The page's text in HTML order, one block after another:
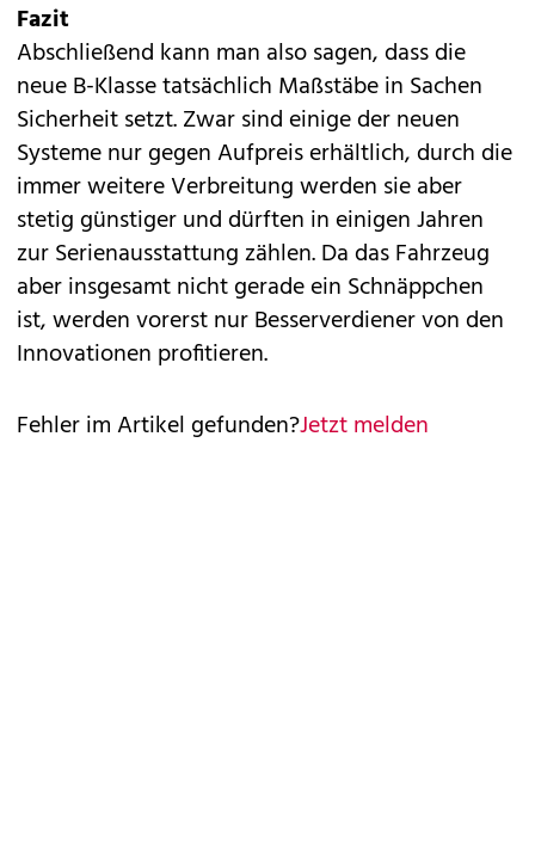
Fazit
Abschließend kann man also sagen, dass die
neue B-Klasse tatsächlich Maßstäbe in Sachen
Sicherheit setzt. Zwar sind einige der neuen
Systeme nur gegen Aufpreis erhältlich, durch die
immer weitere Verbreitung werden sie aber
stetig günstiger und dürften in einigen Jahren
zur Serienausstattung zählen. Da das Fahrzeug
aber insgesamt nicht gerade ein Schnäppchen
ist, werden vorerst nur Besserverdiener von den
Innovationen profitieren.
Fehler im Artikel gefunden?Jetzt melden